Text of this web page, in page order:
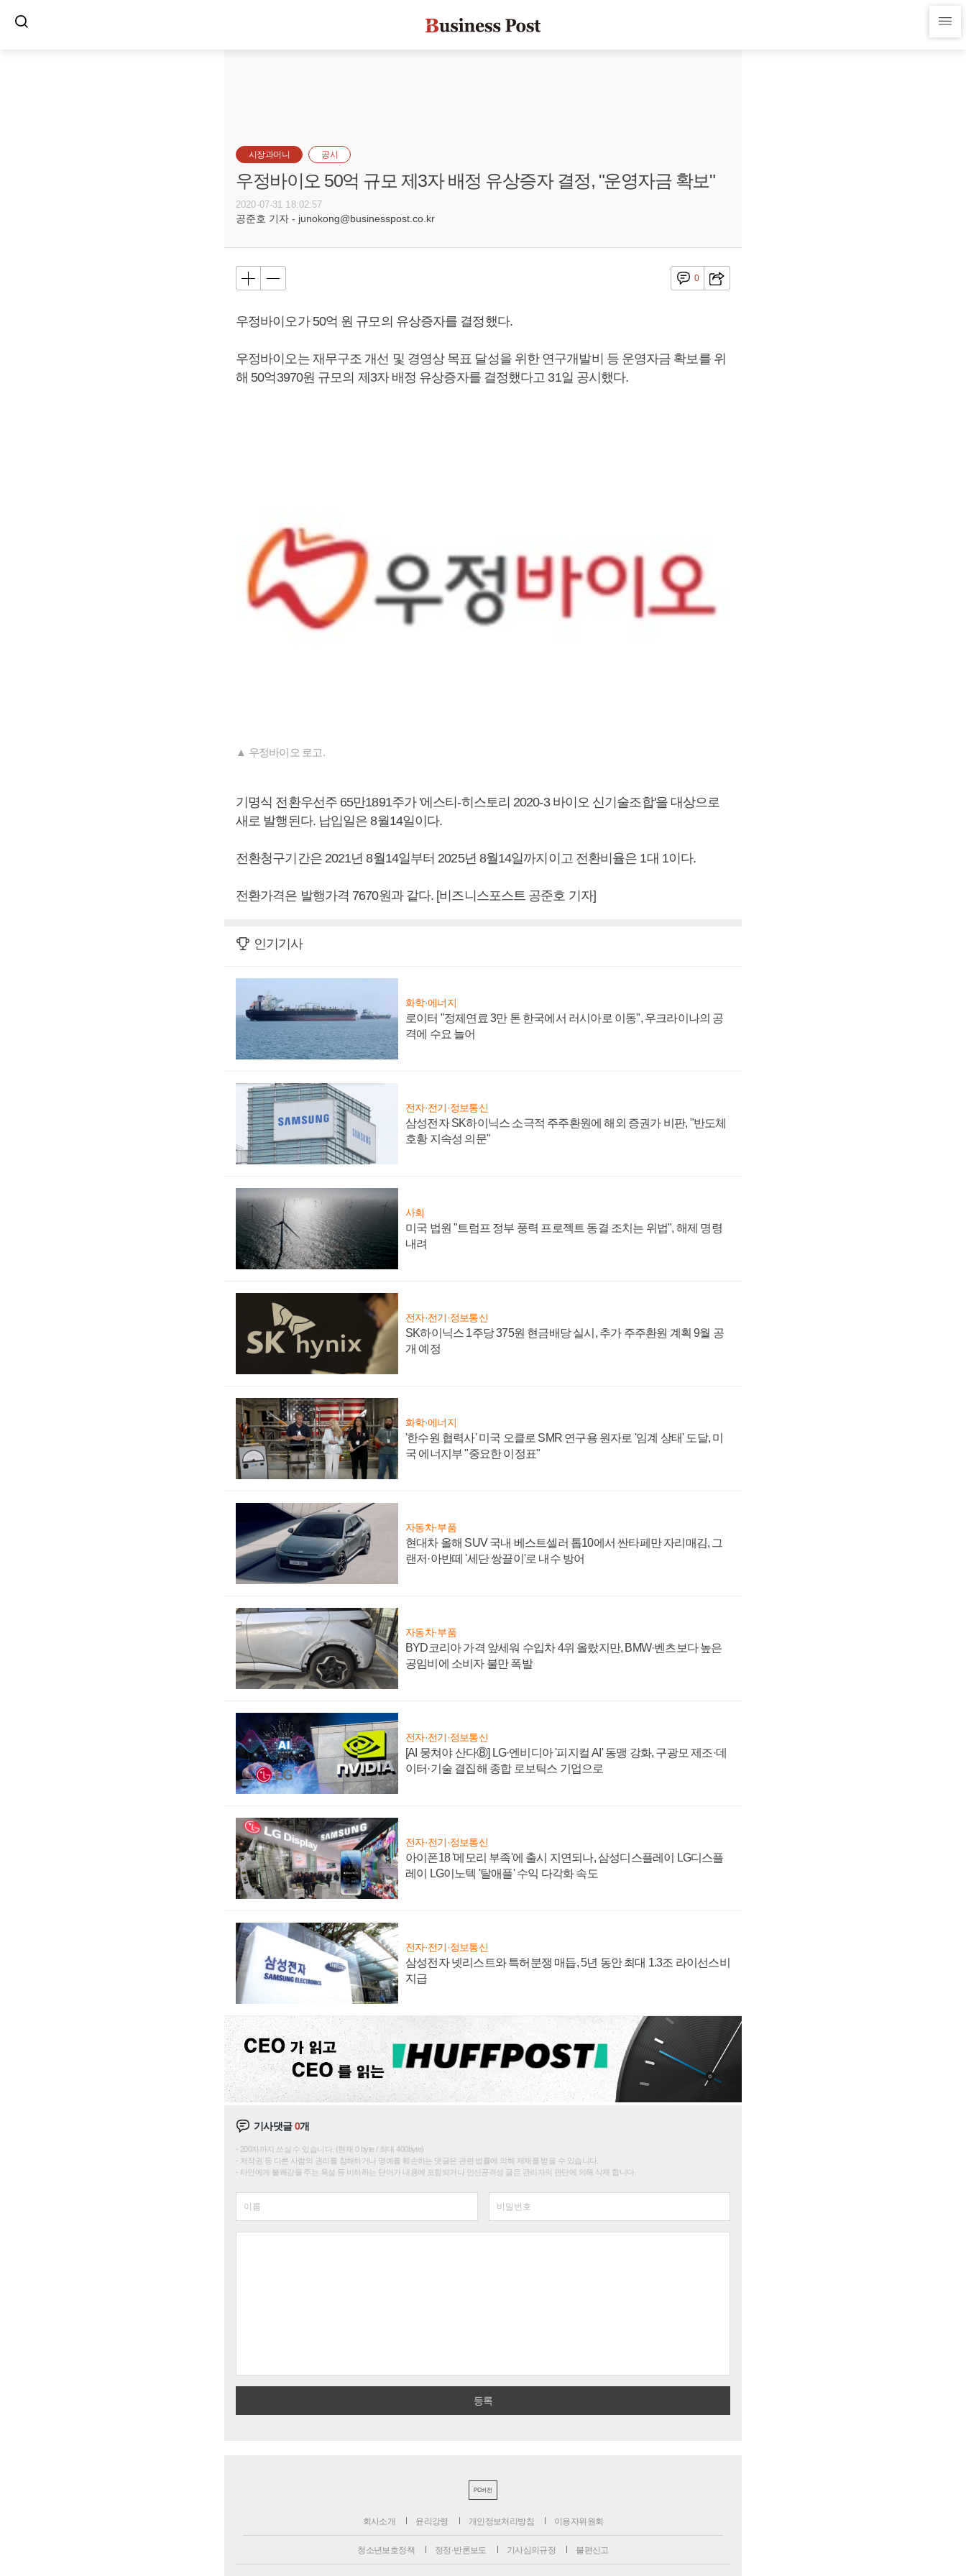
시장과머니 공시
우정바이오 50억 규모 제3자 배정 유상증자 결정, "운영자금 확보"
2020-07-31 18:02:57
공준호 기자 - junokong@businesspost.co.kr
0
우정바이오가 50억 원 규모의 유상증자를 결정했다.
우정바이오는 재무구조 개선 및 경영상 목표 달성을 위한 연구개발비 등 운영자금 확보를 위
해 50억3970원 규모의 제3자 배정 유상증자를 결정했다고 31일 공시했다.
▲ 우정바이오 로고.
기명식 전환우선주 65만1891주가 '에스티-히스토리 2020-3 바이오 신기술조합'을 대상으로
새로 발행된다. 납입일은 8월14일이다.
전환청구기간은 2021년 8월14일부터 2025년 8월14일까지이고 전환비율은 1대 1이다.
전환가격은 발행가격 7670원과 같다. [비즈니스포스트 공준호 기자]
인기기사
화학·에너지
로이터 "정제연료 3만 톤 한국에서 러시아로 이동", 우크라이나의 공
격에 수요 늘어
전자·전기·정보통신
삼성전자 SK하이닉스 소극적 주주환원에 해외 증권가 비판, "반도체
호황 지속성 의문"
사회
미국 법원 "트럼프 정부 풍력 프로젝트 동결 조치는 위법", 해제 명령
내려
전자·전기·정보통신
SK하이닉스 1주당 375원 현금배당 실시, 추가 주주환원 계획 9월 공
개 예정
화학·에너지
'한수원 협력사' 미국 오클로 SMR 연구용 원자로 '임계 상태' 도달, 미
국 에너지부 "중요한 이정표"
자동차·부품
현대차 올해 SUV 국내 베스트셀러 톱10에서 싼타페만 자리매김, 그
랜저·아반떼 '세단 쌍끌이'로 내수 방어
자동차·부품
BYD코리아 가격 앞세워 수입차 4위 올랐지만, BMW·벤츠보다 높은
공임비에 소비자 불만 폭발
전자·전기·정보통신
[AI 뭉쳐야 산다⑧] LG·엔비디아 '피지컬 AI' 동맹 강화, 구광모 제조·데
이터·기술 결집해 종합 로보틱스 기업으로
전자·전기·정보통신
아이폰18 '메모리 부족'에 출시 지연되나, 삼성디스플레이 LG디스플
레이 LG이노텍 '탈애플' 수익 다각화 속도
전자·전기·정보통신
삼성전자 넷리스트와 특허분쟁 매듭, 5년 동안 최대 1.3조 라이선스비
지급
기사댓글0개
200자까지 쓰실 수 있습니다. (현재 0 byte / 최대 400byte)
저작권 등 다른 사람의 권리를 침해하거나 명예를 훼손하는 댓글은 관련 법률에 의해 제재를 받을 수 있습니다.
타인에게 불쾌감을 주는 욕설 등 비하하는 단어가 내용에 포함되거나 인신공격성 글은 관리자의 판단에 의해 삭제 합니다.
PC버전
회사소개 윤리강령 개인정보처리방침 이용자위원회
청소년보호정책 정정·반론보도 기사심의규정 불편신고